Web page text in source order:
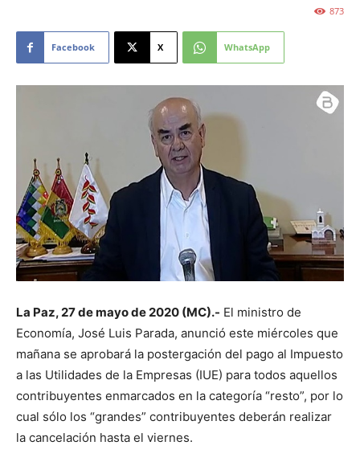
873
Facebook X WhatsApp
La Paz, 27 de mayo de 2020 (MC).- El ministro de
Economía, José Luis Parada, anunció este miércoles que
mañana se aprobará la postergación del pago al Impuesto
a las Utilidades de la Empresas (IUE) para todos aquellos
contribuyentes enmarcados en la categoría “resto”, por lo
cual sólo los “grandes” contribuyentes deberán realizar
la cancelación hasta el viernes.